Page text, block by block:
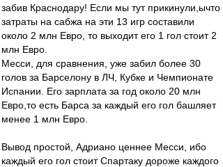
забив Краснодару! Если мы тут прикинули,ычто
затраты на сабжа на эти 13 игр составили
около 2 млн Евро, то выходит его 1 гол стоит 2
млн Евро.
Месси, для сравнения, уже забил более 30
голов за Барселону в ЛЧ, Кубке и Чемпионате
Испании. Его зарплата за год около 20 млн
Евро,то есть Барса за каждый его гол башляет
менее 1 млн Евро.
Вывод простой, Адриано ценнее Месси, ибо
каждый его гол стоит Спартаку дороже каждого